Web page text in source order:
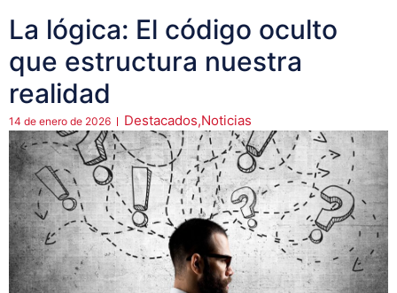
La lógica: El código oculto
que estructura nuestra
realidad
14 de enero de 2026 Destacados,Noticias